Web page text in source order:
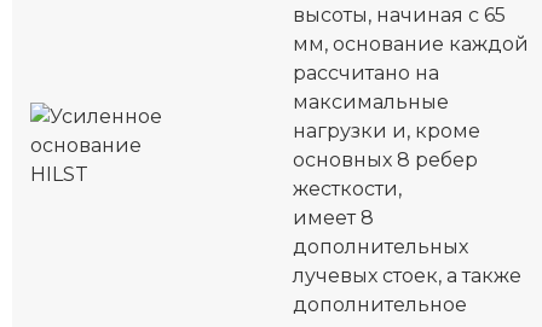
высоты, начиная с 65
мм, основание каждой
рассчитано на
максимальные
нагрузки и, кроме
основных 8 ребер
жесткости,
имеет 8
дополнительных
лучевых стоек, а также
дополнительное